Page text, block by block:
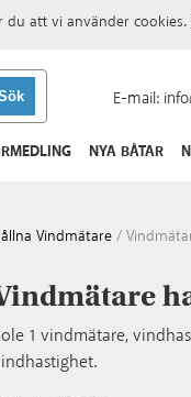
E-mail:
NYA BÅTAR
Vindmätare /
1 vindmätare,
du att vi använder cookies.